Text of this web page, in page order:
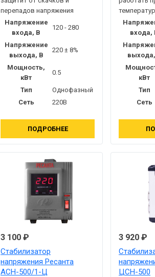
перепадов напряжения
Напряжение
входа, В
120 - 280
Напряжение
выхода, В
220 ± 8%
Мощность,
кВт
0.5
Тип
Однофазный
Сеть
220В
ПОДРОБНЕЕ
входа,
кВт
Тип
Сеть
3 100 ₽
Стабилизатор
напряжения Ресанта
АСН-500/1-Ц
3 920 ₽
ЦСН-500